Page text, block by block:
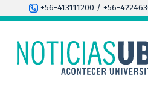
+56-413111200 / +56-